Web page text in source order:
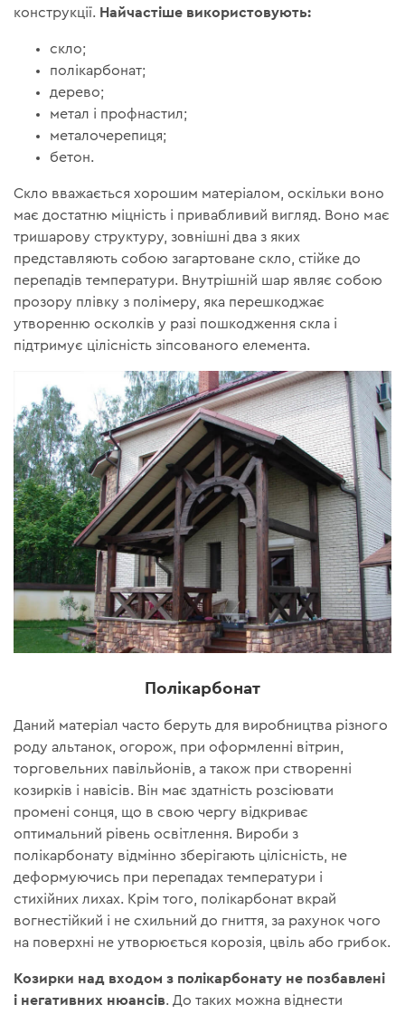
конструкції. Найчастіше використовують:
скло;
полікарбонат;
дерево;
метал і профнастил;
металочерепиця;
бетон.
Скло вважається хорошим матеріалом, оскільки воно
має достатню міцність і привабливий вигляд. Воно має
тришарову структуру, зовнішні два з яких
представляють собою загартоване скло, стійке до
перепадів температури. Внутрішній шар являє собою
прозору плівку з полімеру, яка перешкоджає
утворенню осколків у разі пошкодження скла і
підтримує цілісність зіпсованого елемента.
Полікарбонат
Даний матеріал часто беруть для виробництва різного
роду альтанок, огорож, при оформленні вітрин,
торговельних павільйонів, а також при створенні
козирків і навісів. Він має здатність розсіювати
промені сонця, що в свою чергу відкриває
оптимальний рівень освітлення. Вироби з
полікарбонату відмінно зберігають цілісність, не
деформуючись при перепадах температури і
стихійних лихах. Крім того, полікарбонат вкрай
вогнестійкий і не схильний до гниття, за рахунок чого
на поверхні не утворюється корозія, цвіль або грибок.
Козирки над входом з полікарбонату не позбавлені
і негативних нюансів. До таких можна віднести